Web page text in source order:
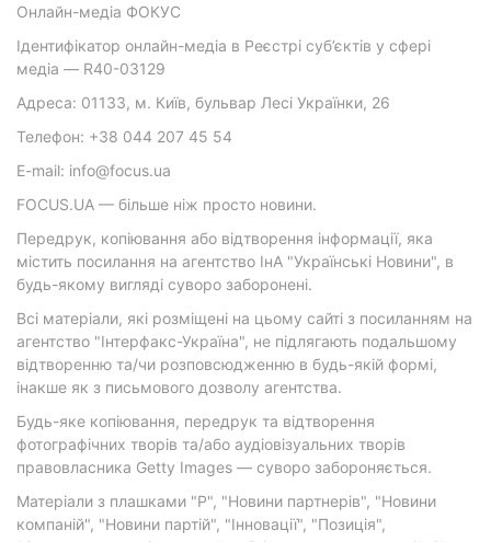
Онлайн-медіа ФОКУС
Ідентифікатор онлайн-медіа в Реєстрі суб’єктів у сфері
медіа — R40-03129
Адреса: 01133, м. Київ, бульвар Лесі Українки, 26
Телефон: +38 044 207 45 54
E-mail: info@focus.ua
FOCUS.UA — більше ніж просто новини.
Передрук, копіювання або відтворення інформації, яка
містить посилання на агентство ІнА "Українські Новини", в
будь-якому вигляді суворо заборонені.
Всі матеріали, які розміщені на цьому сайті з посиланням на
агентство "Інтерфакс-Україна", не підлягають подальшому
відтворенню та/чи розповсюдженню в будь-якій формі,
інакше як з письмового дозволу агентства.
Будь-яке копіювання, передрук та відтворення
фотографічних творів та/або аудіовізуальних творів
правовласника Getty Images — суворо забороняється.
Матеріали з плашками "Р", "Новини партнерів", "Новини
компаній", "Новини партій", "Інновації", "Позиція",